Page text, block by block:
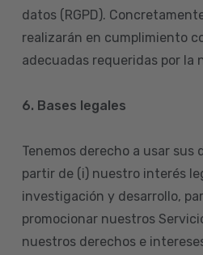
datos (RGPD).
realizarán en cumplimiento
adecuadas requeridas por la
6. Bases legales
Tenemos derecho a usar sus
partir de (i) nuestro interés
investigación y desarrollo,
promocionar nuestros
nuestros derechos e